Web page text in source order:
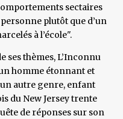
sectaires
plutôt que d’un
à l’école".
ses thèmes, L’Inconnu
homme étonnant et
autre genre, enfant
du New Jersey trente
de réponses sur son